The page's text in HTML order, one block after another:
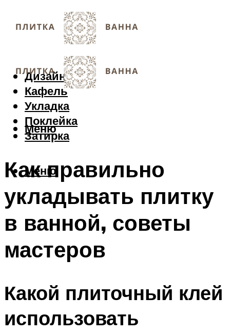
Дизайн
Кафель
Укладка
Поклейка
Затирка
Меню
Меню
Как правильно
укладывать плитку
в ванной, советы
мастеров
Какой плиточный клей
использовать